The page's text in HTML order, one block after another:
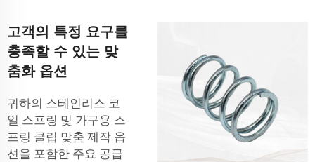
고객의 특정 요구를
충족할 수 있는 맞
춤화 옵션
귀하의 스테인리스 코
일 스프링 및 가구용 스
프링 클립 맞춤 제작 옵
션을 포함한 주요 공급